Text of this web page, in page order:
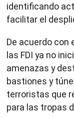
identificando
facilitar el
De acuerdo con
las FDI ya no
amenazas y
bastiones y
terroristas que
para las tropas